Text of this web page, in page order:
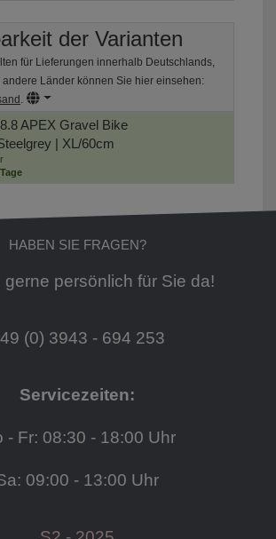
der Varianten
für Lieferungen innerhalb Deutschlands,
andere Länder können Sie hier einsehen:
.
APEX Gravel Bike
| XL/60cm
HABEN SIE FRAGEN?
gerne persönlich für Sie da!
(0) 3943 - 694 253
Servicezeiten:
- Fr: 08:30 - 18:00 Uhr
09:00 - 13:00 Uhr